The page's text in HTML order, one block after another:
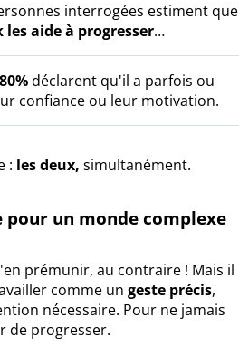
interrogées estiment que
les aide à progresser…
80%déclarent qu'il a parfois ou
confiance ou leur motivation.
: les deux, simultanément.
un monde complexe
prémunir, au contraire ! Mais il
comme un geste précis,
nécessaire. Pour ne jamais
de progresser.